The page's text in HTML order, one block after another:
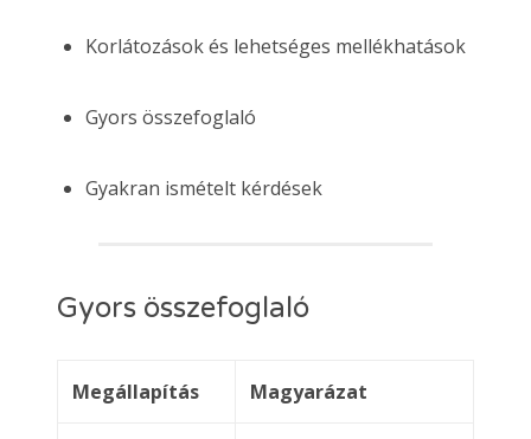
Korlátozások és lehetséges mellékhatások
Gyors összefoglaló
Gyakran ismételt kérdések
Gyors összefoglaló
Megállapítás Magyarázat